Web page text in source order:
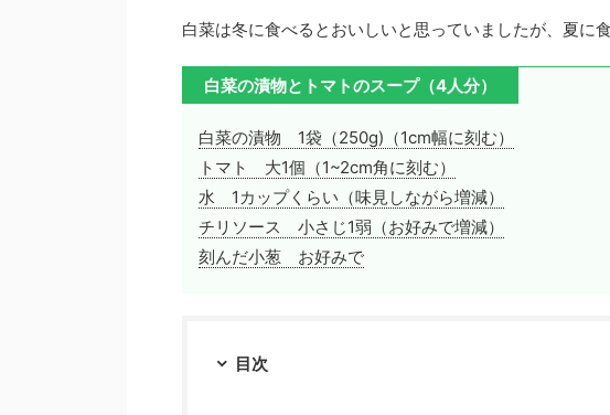
白菜は冬に食べるとおいしいと思っていましたが、夏に
白菜の漬物とトマトのスープ（4人分）
白菜の漬物 1袋（250g)（1cm幅に刻む）
トマト 大1個（1~2cm角に刻む）
水 1カップくらい（味見しながら増減）
チリソース 小さじ1弱（お好みで増減）
刻んだ小葱 お好みで
目次